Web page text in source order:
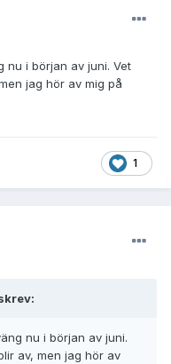
nu i början av juni. Vet
jag hör av mig på
1
nu i början av juni.
av, men jag hör av